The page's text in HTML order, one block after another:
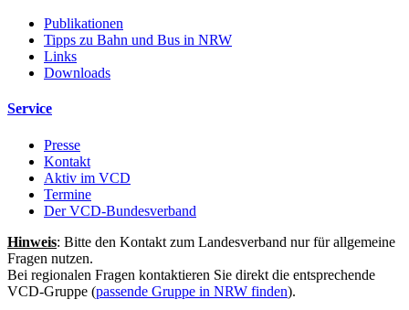
Publikationen
Tipps zu Bahn und Bus in NRW
Links
Downloads
Service
Presse
Kontakt
Aktiv im VCD
Termine
Der VCD-Bundesverband
Hinweis: Bitte den Kontakt zum Landesverband nur für allgemeine
Fragen nutzen.
Bei regionalen Fragen kontaktieren Sie direkt die entsprechende
VCD-Gruppe (passende Gruppe in NRW finden).